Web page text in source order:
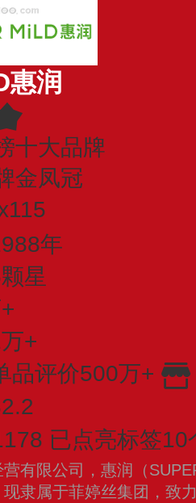
惠润
十大品牌
金凤冠
年
星
+
品评价500万+
已点亮标签10
营有限公司，惠润（
隶属于菲婷丝集团，致